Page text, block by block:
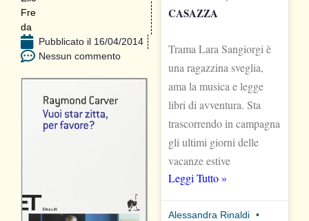
Pubblicato il 16/04/2014
Nessun commento
CASAZZA
Trama Lara Sangiorgi è
una ragazzina sveglia,
ama la musica e legge
libri di avventura. Sta
trascorrendo in campagna
gli ultimi giorni delle
vacanze estive
Leggi Tutto »
Alessandra Rinaldi